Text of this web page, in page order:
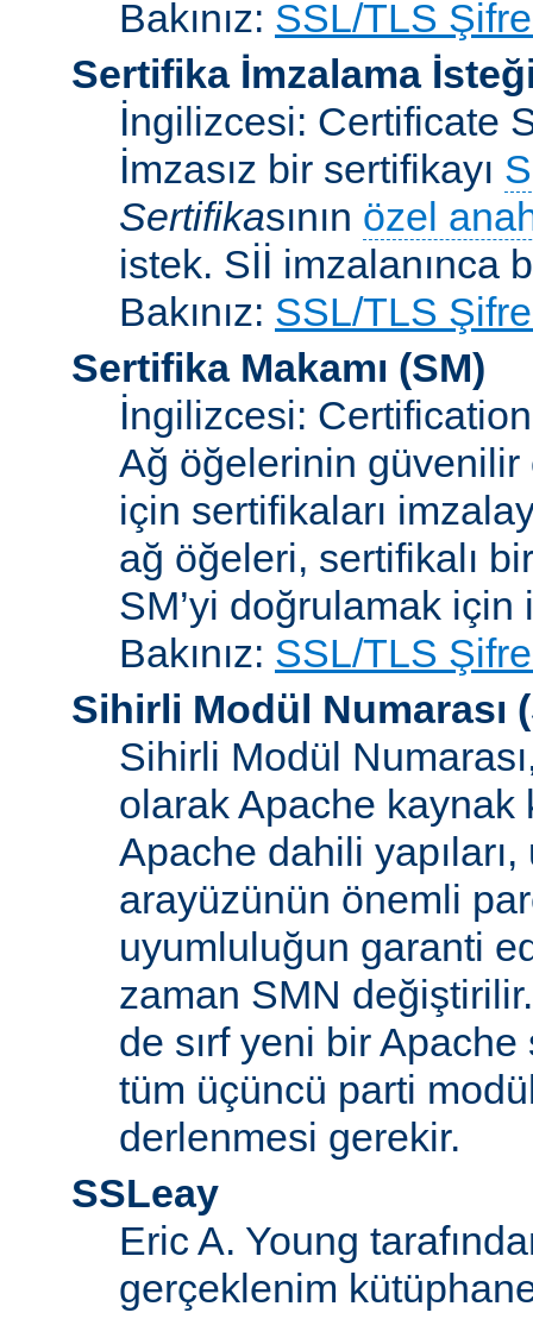
Bakınız: SSL/TLS
Sertifika İmzalama
İngilizcesi: Certificate
İmzasız bir sertifikayı
Sertifikasının özel
istek. Sİİ imzalanınca
Bakınız: SSL/TLS
Sertifika Makamı (SM)
İngilizcesi:
Ağ öğelerinin güvenilir
için sertifikaları
ağ öğeleri, sertifikalı
SM’yi doğrulamak için
Bakınız: SSL/TLS
Sihirli Modül Numarası (
Sihirli Modül
olarak Apache kaynak
Apache dahili
arayüzünün önemli
uyumluluğun garanti
zaman SMN
de sırf yeni bir
tüm üçüncü parti
derlenmesi gerekir.
SSLeay
Eric A. Young
gerçeklenim